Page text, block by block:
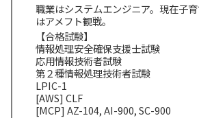
職業はシステムエンジニア。現在子
はアメフト観戦。
【合格試験】
情報処理安全確保支援士試験
応用情報技術者試験
第２種情報処理技術者試験
LPIC-1
[AWS] CLF
[MCP] AZ-104, AI-900, SC-900